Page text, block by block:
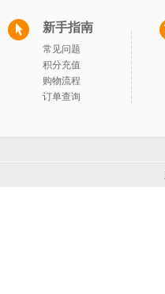
新手指南
常见问题
积分充值
购物流程
订单查询